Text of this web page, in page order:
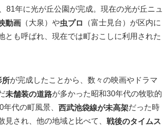
81年に光が丘公園が完成。現在の光が丘ニュ
動画 （大泉）や虫プロ
（富士見台）が区内に
も呼ばれ、現在では町おこしに利用された
所が完成したことから、数々の映画やドラマ
未舗装の道路が多かった昭和30年代の牧歌的
代の町風景、 西武池袋線が未高架だった時
され、他の地域と比べて、 戦後のタイムス